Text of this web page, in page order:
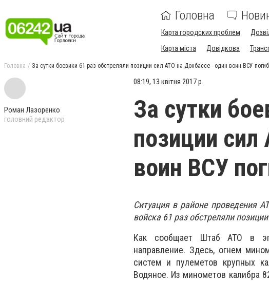
Головна
Карта городских проблем
Карта міста
Довідкова
Головна За сутки боевики 61 раз обстреляли позиции сил АТО на Донбассе - один воин ВСУ погиб
Роман Лазоренко
головний редактор
08:19, 13 квітня 2017 р.
За сутки
позиции
воин ВСУ
Ситуация в районе проведения
войска 61 раз обстреляли
Как сообщает Штаб АТО в
направление. Здесь, огнем
систем и пулеметов крупных
Водяное. Из минометов калибра